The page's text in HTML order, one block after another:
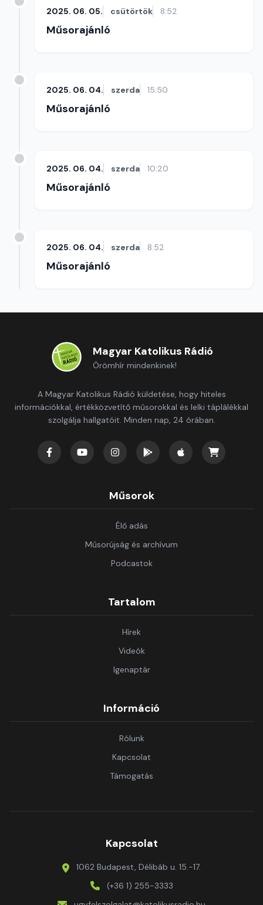
2025. 06. 05. csütörtök 8:52
Műsorajánló
2025. 06. 04. szerda 15:50
Műsorajánló
2025. 06. 04. szerda 10:20
Műsorajánló
2025. 06. 04. szerda 8:52
Műsorajánló
Magyar Katolikus Rádió
Örömhír mindenkinek!
A Magyar Katolikus Rádió küldetése, hogy hiteles
információkkal, értékközvetítő műsorokkal és lelki táplálékkal
szolgálja hallgatóit. Minden nap, 24 órában.
Műsorok
Élő adás
Műsorújság és archívum
Podcastok
Tartalom
Hírek
Videók
Igenaptár
Információ
Rólunk
Kapcsolat
Támogatás
Kapcsolat
1062 Budapest, Délibáb u. 15.-17.
(+36 1) 255-3333